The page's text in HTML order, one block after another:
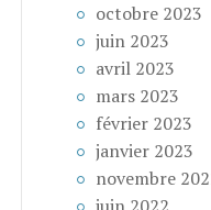
octobre 2023
juin 2023
avril 2023
mars 2023
février 2023
janvier 2023
novembre